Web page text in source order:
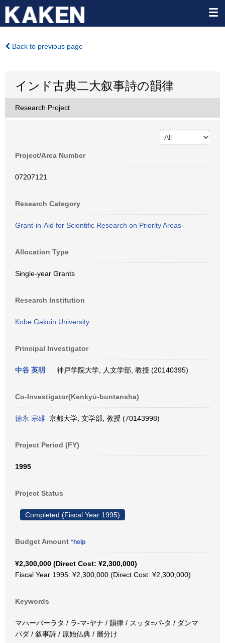
Back to previous page
インド古典二大叙事詩の韻律
Research Project
Project/Area Number
07207121
Research Category
Grant-in-Aid for Scientific Research on Priority Areas
Allocation Type
Single-year Grants
Research Institution
Kobe Gakuin University
Principal Investigator
中谷 英明 神戸学院大学, 人文学部, 教授 (20140395)
Co-Investigator(Kenkyū-buntansha)
徳永 宗雄 京都大学, 文学部, 教授 (70143998)
Project Period (FY)
1995
Project Status
Completed (Fiscal Year 1995)
Budget Amount *help
¥2,300,000 (Direct Cost: ¥2,300,000)
Fiscal Year 1995: ¥2,300,000 (Direct Cost: ¥2,300,000)
Keywords
マハーバーラタ / ラ-マ-ヤナ / 韻律 / スッタ=パ-タ / ダンマ
パダ / 叙事詩 / 原始仏典 / 層分け